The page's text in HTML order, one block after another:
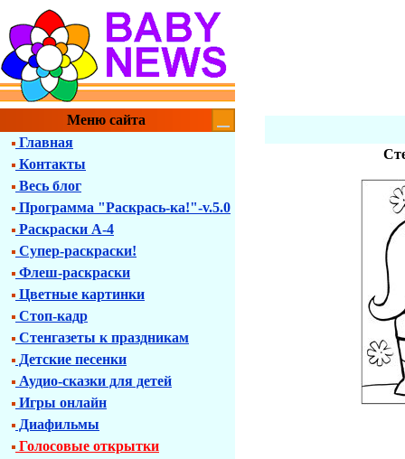
Меню сайта
Главная
Контакты
Весь блог
Программа "Раскрась-ка!"-v.5.0
Раскраски А-4
Супер-раскраски!
Флеш-раскраски
Цветные картинки
Стоп-кадр
Стенгазеты к праздникам
Детские песенки
Аудио-сказки для детей
Игры онлайн
Диафильмы
Голосовые открытки